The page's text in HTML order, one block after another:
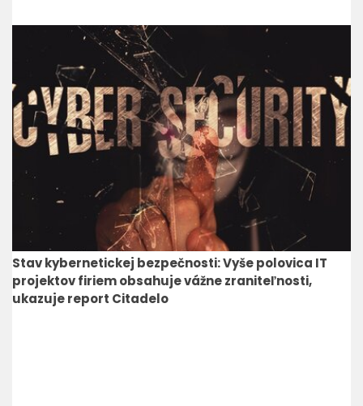
Stav kybernetickej bezpečnosti: Vyše polovica IT
projektov firiem obsahuje vážne zraniteľnosti,
ukazuje report Citadelo